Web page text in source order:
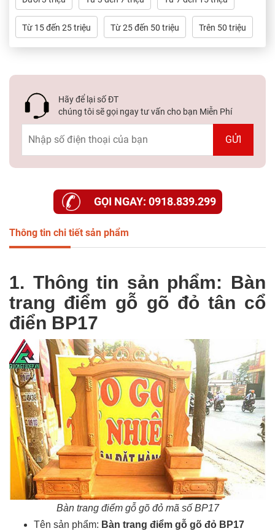
Dự
Thức
Từ 15 đến 25 triệu Từ 25 đến 50 triệu Trên 50 triệu
Hãy để lại số ĐT
chúng tôi sẽ gọi ngay tư vấn cho bạn Miễn Phí
GỌI NGAY: 0918.839.299
Thông tin chi tiết sản phẩm
1. Thông tin sản phẩm: Bàn
trang điểm gỗ gõ đỏ tân cổ
điển BP17
Bàn trang điểm gỗ gõ đỏ mã số BP17
Tên sản phẩm: Bàn trang điểm gỗ gõ đỏ BP17